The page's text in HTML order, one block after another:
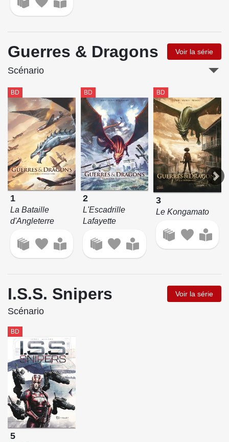
Guerres & Dragons Voir la série
Scénario
BD
1
La Bataille
d'Angleterre
BD
2
L'Escadrille
Lafayette
BD
3
Le Kongamato
I.S.S. Snipers Voir la série
Scénario
BD
5